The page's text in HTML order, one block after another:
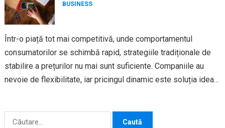
BUSINESS
Într-o piață tot mai competitivă, unde comportamentul
consumatorilor se schimbă rapid, strategiile tradiționale de
stabilire a prețurilor nu mai sunt suficiente. Companiile au
nevoie de flexibilitate, iar pricingul dinamic este soluția ideală
Caută